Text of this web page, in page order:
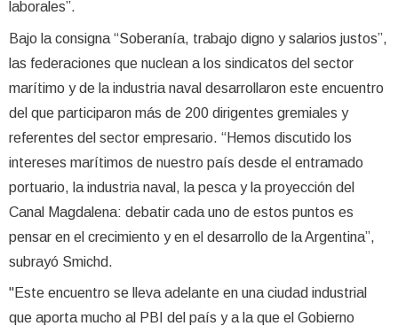
laborales”.
Bajo la consigna “Soberanía, trabajo digno y salarios justos”,
las federaciones que nuclean a los sindicatos del sector
marítimo y de la industria naval desarrollaron este encuentro
del que participaron más de 200 dirigentes gremiales y
referentes del sector empresario. “Hemos discutido los
intereses marítimos de nuestro país desde el entramado
portuario, la industria naval, la pesca y la proyección del
Canal Magdalena: debatir cada uno de estos puntos es
pensar en el crecimiento y en el desarrollo de la Argentina”,
subrayó Smichd.
"Este encuentro se lleva adelante en una ciudad industrial
que aporta mucho al PBI del país y a la que el Gobierno